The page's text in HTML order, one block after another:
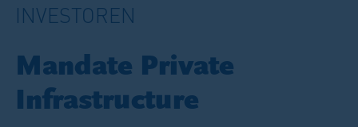
INVESTOREN
Mandate Private
Infrastructure